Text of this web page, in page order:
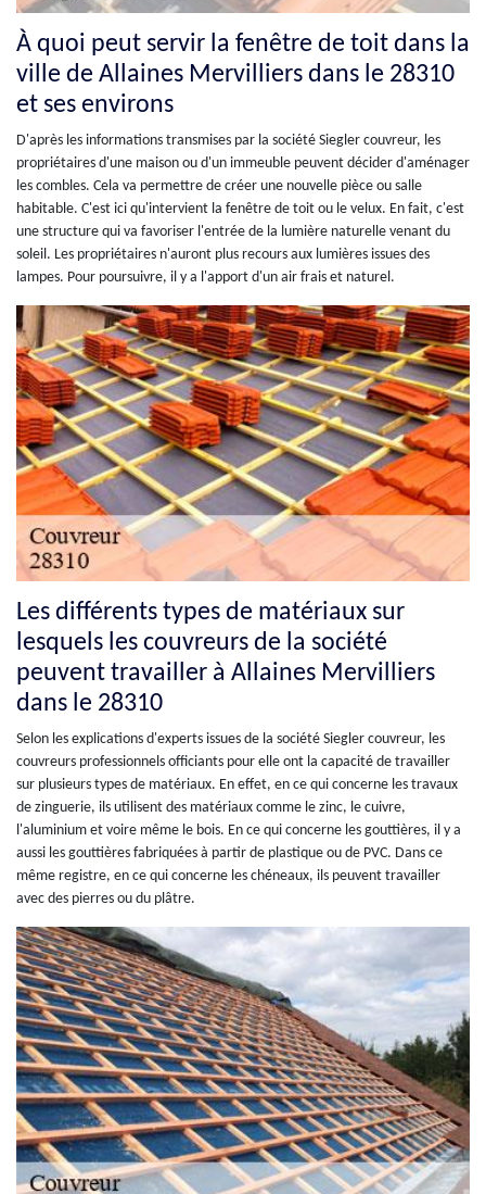
À quoi peut servir la fenêtre de toit dans la
ville de Allaines Mervilliers dans le 28310
et ses environs
D'après les informations transmises par la société Siegler couvreur, les
propriétaires d'une maison ou d'un immeuble peuvent décider d'aménager
les combles. Cela va permettre de créer une nouvelle pièce ou salle
habitable. C'est ici qu'intervient la fenêtre de toit ou le velux. En fait, c'est
une structure qui va favoriser l'entrée de la lumière naturelle venant du
soleil. Les propriétaires n'auront plus recours aux lumières issues des
lampes. Pour poursuivre, il y a l'apport d'un air frais et naturel.
Les différents types de matériaux sur
lesquels les couvreurs de la société
peuvent travailler à Allaines Mervilliers
dans le 28310
Selon les explications d'experts issues de la société Siegler couvreur, les
couvreurs professionnels officiants pour elle ont la capacité de travailler
sur plusieurs types de matériaux. En effet, en ce qui concerne les travaux
de zinguerie, ils utilisent des matériaux comme le zinc, le cuivre,
l'aluminium et voire même le bois. En ce qui concerne les gouttières, il y a
aussi les gouttières fabriquées à partir de plastique ou de PVC. Dans ce
même registre, en ce qui concerne les chéneaux, ils peuvent travailler
avec des pierres ou du plâtre.